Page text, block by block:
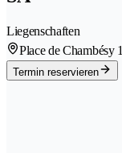
Liegenschaften
Place de Chambésy
Termin reservieren